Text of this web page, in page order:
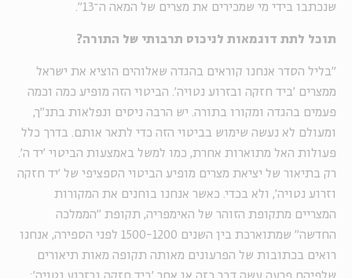
שנכתבו בידי מי שמכירים את מצרים של המאה ה־13".
תוכל לתת דוגמאות לניכוס תרבותי של התורה?
"בליל הסדר אנחנו קוראים בהגדה שאלוהים הוציא את ישראל
ממצרים 'ביד חזקה ובזרוע נטויה'. הביטוי הזה מופיע כמה וכמה
פעמים בהגדה ומקורו בתורה. יש הרבה ניסים ונפלאות בתנ"ך,
ומעולם לא נעשה שימוש בביטוי הזה כדי לתאר אותם. בדרך כלל
פעולות האל מתוארות אחרת, כמו למשל באמצעות הביטוי 'יד ה'.
רק בתיאור של יציאת מצרים מופיע הביטוי הספציפי של 'יד חזקה
וזרוע נטויה', ולא בכדי. כאשר אנחנו בוחנים את המקורות
המצריים מתקופת הזוהר של האימפריה, תקופת "הממלכה
החדשה" שמתוארכת בין השנים 1500-1200 לפני הספירה, אנחנו
רואים בכתובות של הפרעונים מאותה תקופה מאות תיאורים